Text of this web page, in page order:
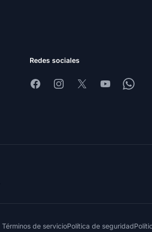
Redes sociales
FacebookInstagram
X Youtube
Términos de servicioPolítica de seguridad